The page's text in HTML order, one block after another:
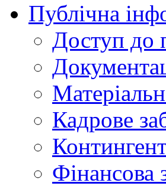
Публічна
Доступ до
Кадрове
Фінансова